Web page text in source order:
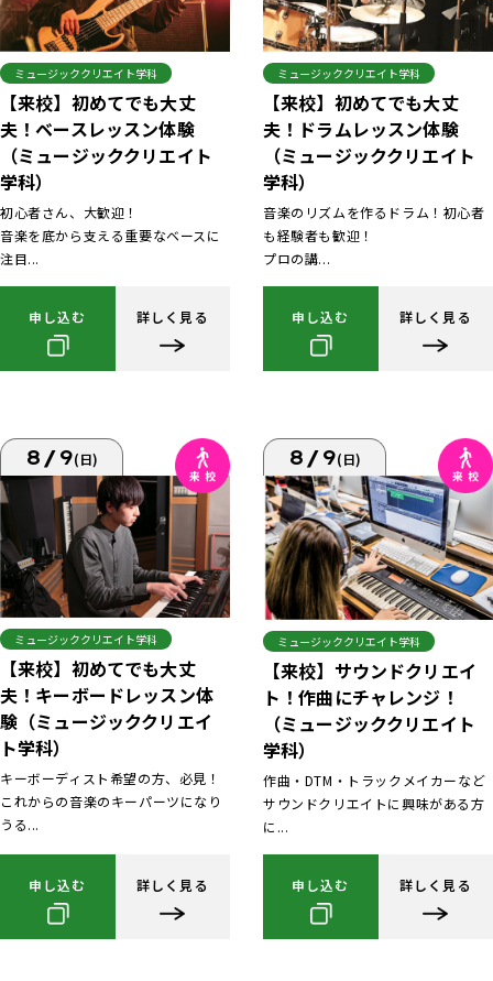
ミュージッククリエイト学科
【来校】初めてでも大丈
夫！ベースレッスン体験
（ミュージッククリエイト
学科）
初心者さん、大歓迎！
音楽を底から支える重要なベースに
注目...
申し込む 詳しく見る
ミュージッククリエイト学科
【来校】初めてでも大丈
夫！ドラムレッスン体験
（ミュージッククリエイト
学科）
音楽のリズムを作るドラム！初心者
も経験者も歓迎！
プロの講...
申し込む 詳しく見る
8/9(日)
ミュージッククリエイト学科
【来校】初めてでも大丈
夫！キーボードレッスン体
験（ミュージッククリエイ
ト学科）
キーボーディスト希望の方、必見！
これからの音楽のキーパーツになり
うる...
申し込む 詳しく見る
8/9(日)
ミュージッククリエイト学科
【来校】サウンドクリエイ
ト！作曲にチャレンジ！
（ミュージッククリエイト
学科）
作曲・DTM・トラックメイカーなど
サウンドクリエイトに興味がある方
に...
申し込む 詳しく見る